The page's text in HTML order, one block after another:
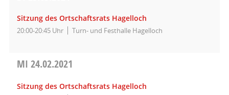
Sitzung des Ortschaftsrats Hagelloch
20:00-20:45 Uhr Turn- und Festhalle Hagelloch
MI 24.02.2021
Sitzung des Ortschaftsrats Hagelloch